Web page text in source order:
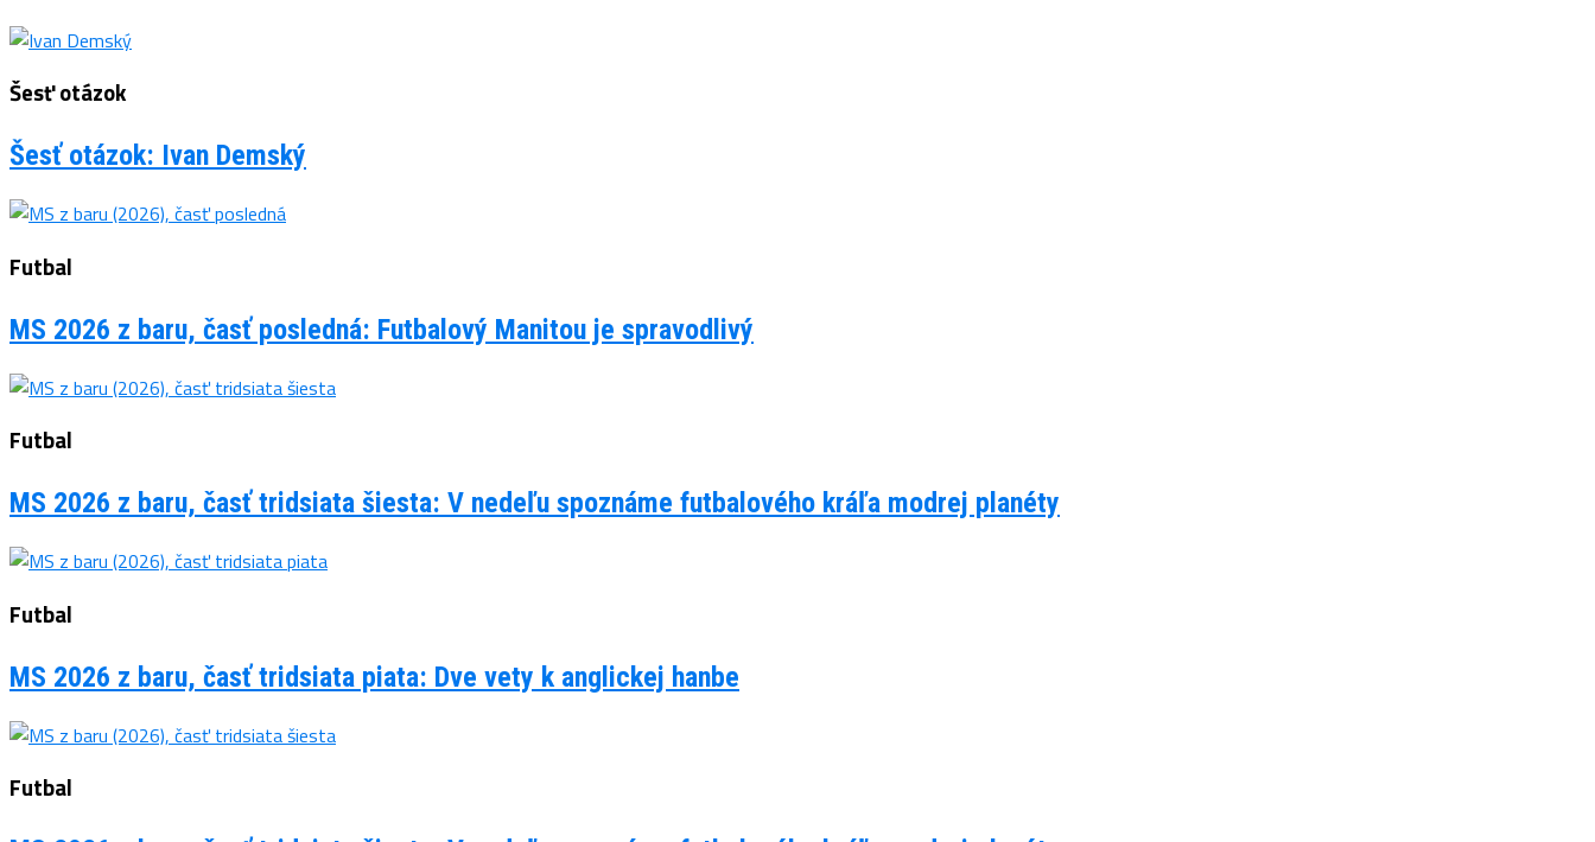
Šesť otázok
Šesť otázok: Ivan Demský
Futbal
MS 2026 z baru, časť posledná: Futbalový Manitou je spravodlivý
Futbal
MS 2026 z baru, časť tridsiata šiesta: V nedeľu spoznáme futbalového kráľa modrej planéty
Futbal
MS 2026 z baru, časť tridsiata piata: Dve vety k anglickej hanbe
Futbal